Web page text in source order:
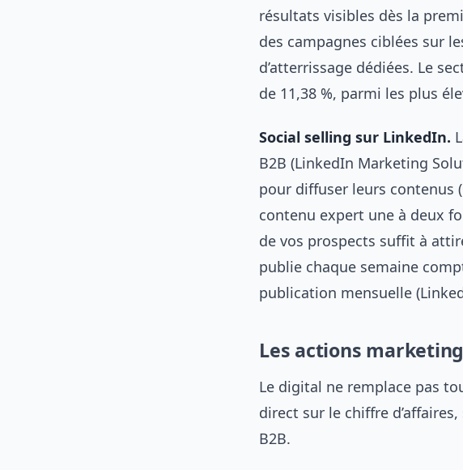
résultats visibles dès la
des campagnes ciblées sur
d’atterrissage dédiées. Le
de 11,38 %, parmi les plus
Social selling sur LinkedIn.
B2B (LinkedIn Marketing
pour diffuser leurs contenus
contenu expert une à deux
de vos prospects suffit à
publie chaque semaine
publication mensuelle
Les actions
Le digital ne remplace pas
direct sur le chiffre
B2B.